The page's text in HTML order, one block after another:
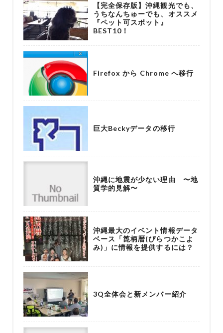
【完全保存版】沖縄観光でも、
うちなんちゅーでも、オススメ
『ペット可スポット』
BEST10！
Firefox から Chrome へ移行
巨大Beckyデータの移行
沖縄に地震が少ない理由 〜地
質学的見解〜
沖縄最大のイベント情報データ
ベース「箆柄暦(ぴらつかこよ
み)」に情報を提供するには？
3Q全体会と新メンバー紹介